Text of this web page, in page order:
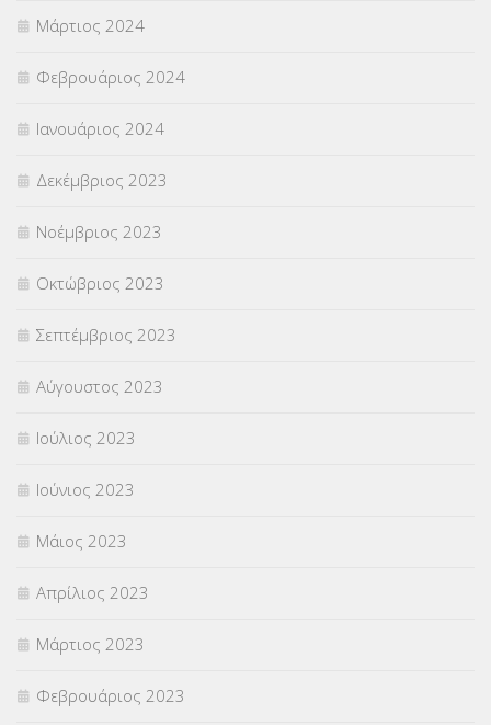
Μάρτιος 2024
Φεβρουάριος 2024
Ιανουάριος 2024
Δεκέμβριος 2023
Νοέμβριος 2023
Οκτώβριος 2023
Σεπτέμβριος 2023
Αύγουστος 2023
Ιούλιος 2023
Ιούνιος 2023
Μάιος 2023
Απρίλιος 2023
Μάρτιος 2023
Φεβρουάριος 2023